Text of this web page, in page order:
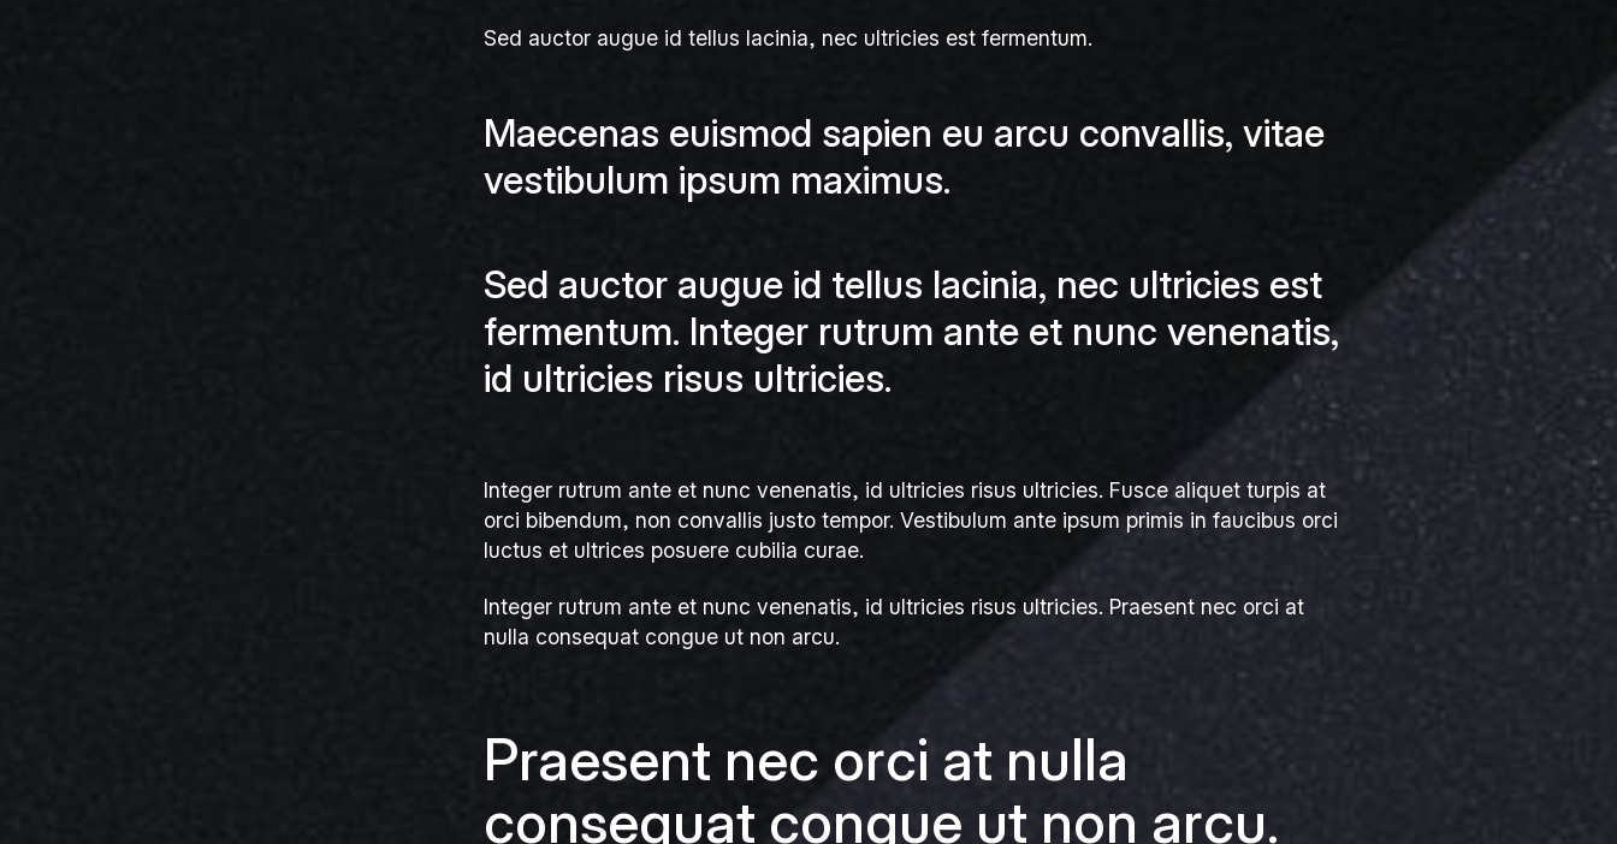
Sed auctor augue id tellus lacinia, nec ultricies est fermentum.
Maecenas euismod sapien eu arcu convallis, vitae
vestibulum ipsum maximus.
Sed auctor augue id tellus lacinia, nec ultricies est
fermentum. Integer rutrum ante et nunc venenatis,
id ultricies risus ultricies.
Integer rutrum ante et nunc venenatis, id ultricies risus ultricies. Fusce aliquet turpis at
orci bibendum, non convallis justo tempor. Vestibulum ante ipsum primis in faucibus orci
luctus et ultrices posuere cubilia curae.
Integer rutrum ante et nunc venenatis, id ultricies risus ultricies. Praesent nec orci at
nulla consequat congue ut non arcu.
Praesent nec orci at nulla
consequat congue ut non arcu.